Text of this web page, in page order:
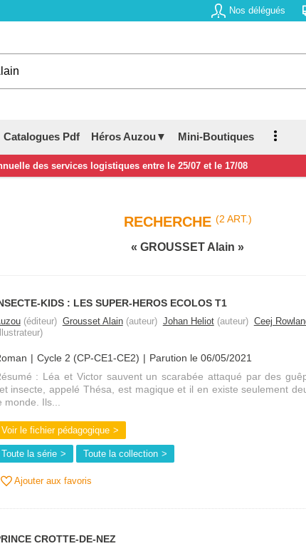
Nos délégués
Catalogues Pdf Héros Auzou▼ Mini-Boutiques
des services logistiques entre le 25/07 et le 17/08
RECHERCHE (2 ART.)
GROUSSET Alain
KIDS : LES SUPER-HEROS ECOLOS T1
(éditeur) Grousset Alain(auteur) Johan Heliot(auteur) Ceej
Cycle 2 (CP-CE1-CE2)
Parution le 06/05/2021
: Léa et Victor sauvent un scarabée attaqué par des
insecte, appelé Thésa, est magique et il en existe seulement
monde. Ils...
Voir le fichier pédagogique
Toute la série Toute la collection
Ajouter aux favoris
CROTTE-DE-NEZ